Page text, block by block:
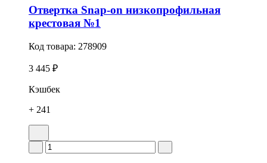
Отвертка Snap-on низкопрофильная
крестовая №1
Код товара: 278909
3 445 ₽
Кэшбек
+ 241